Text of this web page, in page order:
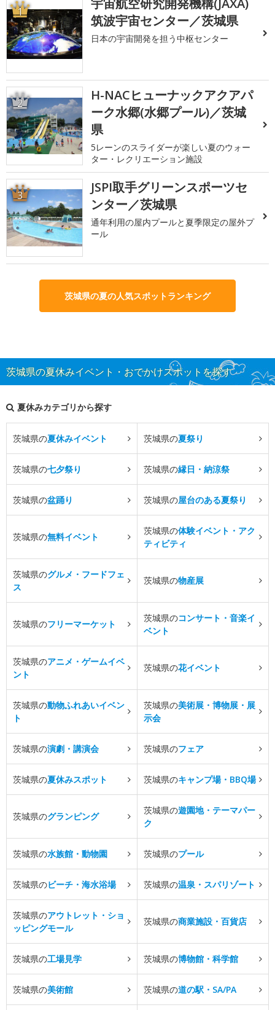
1
宇宙航空研究開発機構(JAXA)
筑波宇宙センター／茨城県
日本の宇宙開発を担う中枢センター
2
H-NACヒューナックアクアパ
ーク水郷(水郷プール)／茨城
県
5レーンのスライダーが楽しい夏のウォー
ター・レクリエーション施設
3
JSPI取手グリーンスポーツセ
ンター／茨城県
通年利用の屋内プールと夏季限定の屋外プ
ール
茨城県の夏の人気スポットランキング
茨城県の夏休みイベント・おでかけスポットを探す
夏休みカテゴリから探す
茨城県の夏休みイベント 茨城県の夏祭り
茨城県の七夕祭り 茨城県の縁日・納涼祭
茨城県の盆踊り 茨城県の屋台のある夏祭り
茨城県の無料イベント
茨城県の体験イベント・アク
ティビティ
茨城県のグルメ・フードフェ
ス
茨城県の物産展
茨城県のフリーマーケット
茨城県のコンサート・音楽イ
ベント
茨城県のアニメ・ゲームイベ
ント
茨城県の花イベント
茨城県の動物ふれあいイベン
ト
茨城県の美術展・博物展・展
示会
茨城県の演劇・講演会 茨城県のフェア
茨城県の夏休みスポット 茨城県のキャンプ場・BBQ場
茨城県のグランピング
茨城県の遊園地・テーマパー
ク
茨城県の水族館・動物園 茨城県のプール
茨城県のビーチ・海水浴場 茨城県の温泉・スパリゾート
茨城県のアウトレット・ショ
ッピングモール
茨城県の商業施設・百貨店
茨城県の工場見学 茨城県の博物館・科学館
茨城県の美術館 茨城県の道の駅・SA/PA